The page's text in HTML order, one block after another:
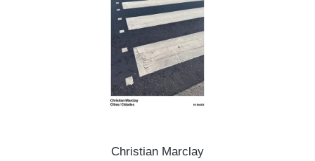
Christian Marclay